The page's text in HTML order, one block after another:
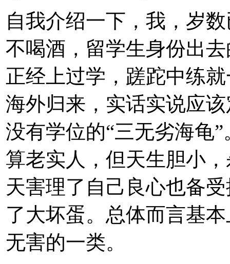
自我介绍一下，我，岁
不喝酒，留学生身份出
正经上过学，蹉跎中练
海外归来，实话实说应
没有学位的“三无劣海龟
算老实人，但天生胆小
天害理了自己良心也备
了大坏蛋。总体而言基
无害的一类。